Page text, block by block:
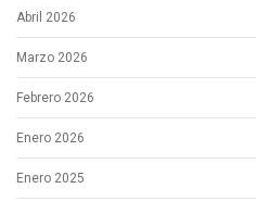
Abril 2026
Marzo 2026
Febrero 2026
Enero 2026
Enero 2025